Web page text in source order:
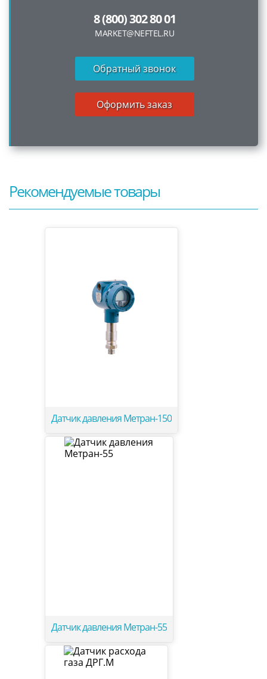
8 (800) 302 80 01
MARKET@NEFTEL.RU
Обратный звонок
Оформить заказ
Рекомендуемые товары
Датчик давления Метран-150
Датчик давления Метран-55